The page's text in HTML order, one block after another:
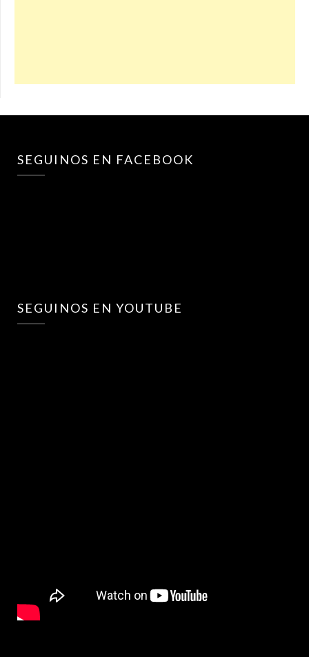
SEGUINOS EN FACEBOOK
SEGUINOS EN YOUTUBE